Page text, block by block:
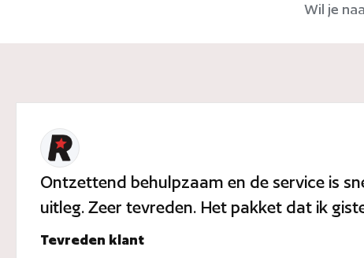
Wil je
Ontzettend behulpzaam en de service is
uitleg. Zeer tevreden. Het pakket dat ik
Tevreden klant